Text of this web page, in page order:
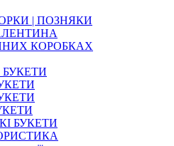
| ПОЗНЯКИ
КОРОБКАХ
БУКЕТИ
БУКЕТИ